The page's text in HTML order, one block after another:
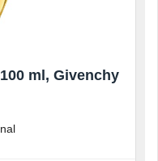
ml, Givenchy